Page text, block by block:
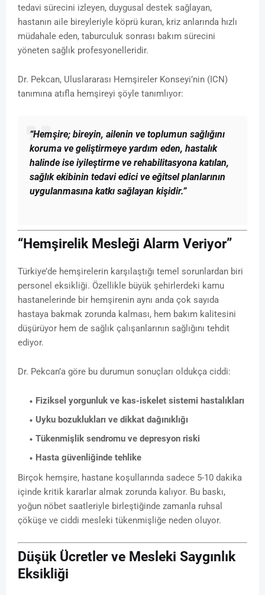
tedavi sürecini izleyen, duygusal destek sağlayan,
hastanın aile bireyleriyle köprü kuran, kriz anlarında hızlı
müdahale eden, taburculuk sonrası bakım sürecini
yöneten sağlık profesyonelleridir.
Dr. Pekcan, Uluslararası Hemşireler Konseyi’nin (ICN)
tanımına atıfla hemşireyi şöyle tanımlıyor:
“Hemşire; bireyin, ailenin ve toplumun sağlığını
koruma ve geliştirmeye yardım eden, hastalık
halinde ise iyileştirme ve rehabilitasyona katılan,
sağlık ekibinin tedavi edici ve eğitsel planlarının
uygulanmasına katkı sağlayan kişidir.”
“Hemşirelik Mesleği Alarm Veriyor”
Türkiye’de hemşirelerin karşılaştığı temel sorunlardan biri
personel eksikliği. Özellikle büyük şehirlerdeki kamu
hastanelerinde bir hemşirenin aynı anda çok sayıda
hastaya bakmak zorunda kalması, hem bakım kalitesini
düşürüyor hem de sağlık çalışanlarının sağlığını tehdit
ediyor.
Dr. Pekcan’a göre bu durumun sonuçları oldukça ciddi:
Fiziksel yorgunluk ve kas-iskelet sistemi hastalıkları
Uyku bozuklukları ve dikkat dağınıklığı
Tükenmişlik sendromu ve depresyon riski
Hasta güvenliğinde tehlike
Birçok hemşire, hastane koşullarında sadece 5-10 dakika
içinde kritik kararlar almak zorunda kalıyor. Bu baskı,
yoğun nöbet saatleriyle birleştiğinde zamanla ruhsal
çöküşe ve ciddi mesleki tükenmişliğe neden oluyor.
Düşük Ücretler ve Mesleki Saygınlık
Eksikliği